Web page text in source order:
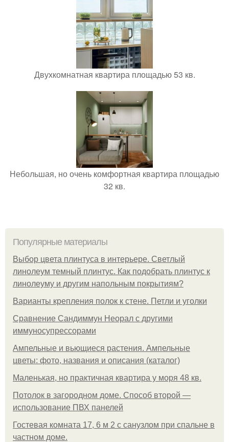
Двухкомнатная квартира площадью 53 кв.
Небольшая, но очень комфортная квартира площадью
32 кв.
Популярные материалы
Выбор цвета плинтуса в интерьере. Светлый
линолеум темный плинтус. Как подобрать плинтус к
линолеуму и другим напольным покрытиям?
Варианты крепления полок к стене. Петли и уголки
Сравнение Сандиммун Неорал с другими
иммуносупрессорами
Ампельные и вьющиеся растения. Ампельные
цветы: фото, названия и описания (каталог)
Маленькая, но практичная квартира у моря 48 кв.
Потолок в загородном доме. Способ второй —
использование ПВХ панелей
Гостевая комната 17, 6 м 2 с санузлом при спальне в
частном доме.